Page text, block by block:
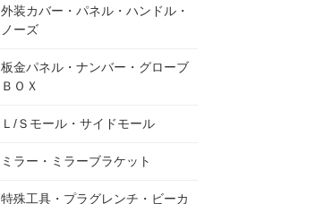
外装カバー・パネル・ハンドル・
ノーズ
板金パネル・ナンバー・グローブ
ＢＯＸ
Ｌ/Ｓモール・サイドモール
ミラー・ミラーブラケット
特殊工具・プラグレンチ・ビーカ